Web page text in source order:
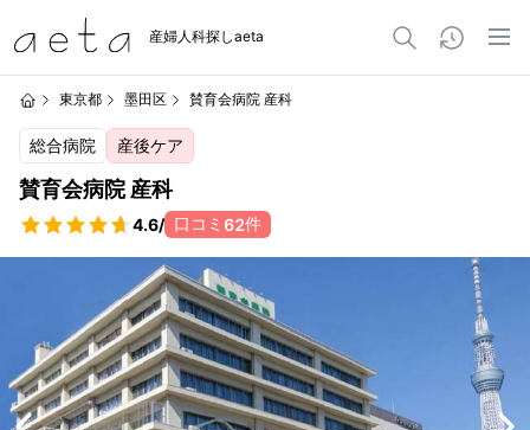
産婦人科探しaeta
東京都 墨田区 賛育会病院 産科
総合病院 産後ケア
賛育会病院 産科
4.6/ 口コミ 62件